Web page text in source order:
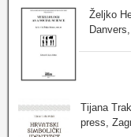
Željko
Tijana
press,